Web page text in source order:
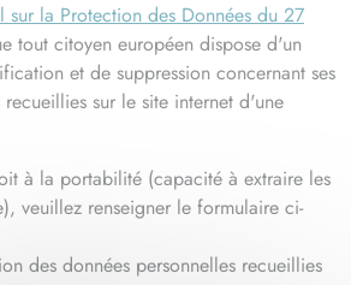
sur la Protection des Données du 27
tout citoyen européen dispose d'un
et de suppression concernant ses
sur le site internet d'une
à la portabilité (capacité à extraire les
veuillez renseigner le formulaire ci-
des données personnelles recueillies